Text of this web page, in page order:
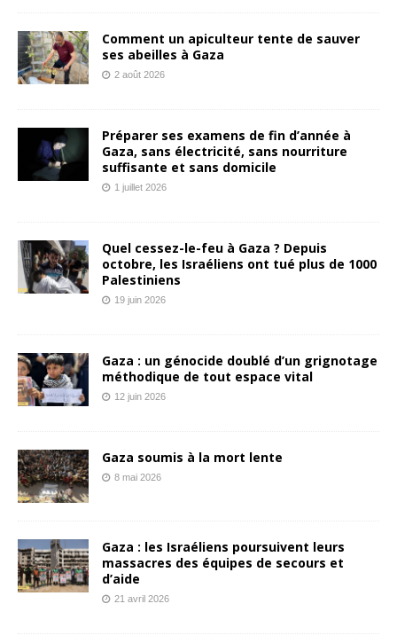
Comment un apiculteur tente de sauver
ses abeilles à Gaza
2 août 2026
Préparer ses examens de fin d’année à
Gaza, sans électricité, sans nourriture
suffisante et sans domicile
1 juillet 2026
Quel cessez-le-feu à Gaza ? Depuis
octobre, les Israéliens ont tué plus de 1000
Palestiniens
19 juin 2026
Gaza : un génocide doublé d’un grignotage
méthodique de tout espace vital
12 juin 2026
Gaza soumis à la mort lente
8 mai 2026
Gaza : les Israéliens poursuivent leurs
massacres des équipes de secours et
d’aide
21 avril 2026